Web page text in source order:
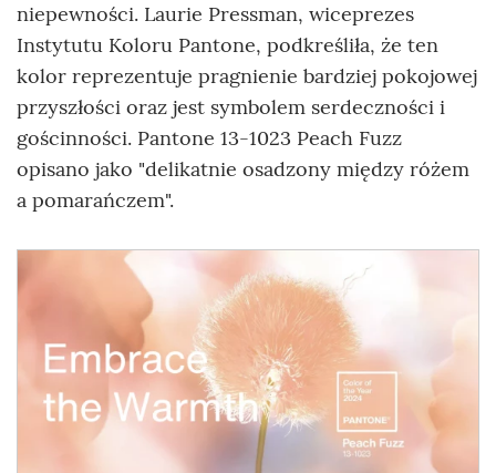
niepewności. Laurie Pressman, wiceprezes
Instytutu Koloru Pantone, podkreśliła, że ten
kolor reprezentuje pragnienie bardziej pokojowej
przyszłości oraz jest symbolem serdeczności i
gościnności. Pantone 13-1023 Peach Fuzz
opisano jako "delikatnie osadzony między różem
a pomarańczem".